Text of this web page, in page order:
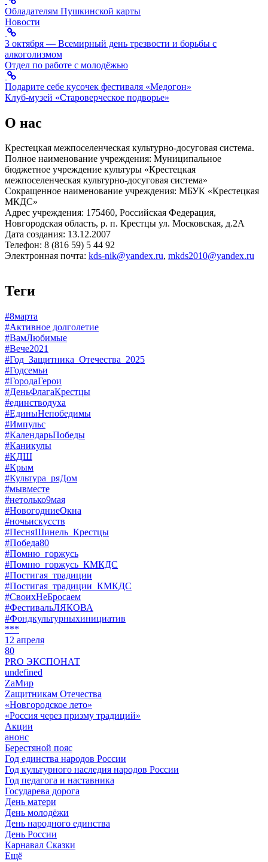
Обладателям Пушкинской карты
Новости
3 октября — Всемирный день трезвости и борьбы с
алкоголизмом
Отдел по работе с молодёжью
Подарите себе кусочек фестиваля «Медогон»
Клуб-музей «Староверческое подворье»
О нас
Крестецкая межпоселенческая культурно-досуговая система.
Полное наименование учреждения: Муниципальное
бюджетное учреждение культуры «Крестецкая
межпоселенческая культурно-досуговая система»
Сокращенное наименование учреждения: МБУК «Крестецкая
МКДС»
Адрес учреждения: 175460, Российская Федерация,
Новгородская область, р. п. Крестцы ул. Московская, д.2А
Дата создания: 13.12.2007
Телефон: 8 (816 59) 5 44 92
Электронная почта: kds-nik@yandex.ru, mkds2010@yandex.ru
Теги
#8марта
#Активное долголетие
#ВамЛюбимые
#Вече2021
#Год_Защитника_Отечества_2025
#Годсемьи
#ГородаГерои
#ДеньФлагаКрестцы
#единстводуха
#ЕдиныНепобедимы
#Импульс
#КалендарьПобеды
#Каникулы
#КДШ
#Крым
#Культура_ряДом
#мывместе
#нетолько9мая
#НовогодниеОкна
#ночьискусств
#ПесняШинель_Крестцы
#Победа80
#Помню_горжусь
#Помню_горжусь_КМКДС
#Постигая_традиции
#Постигая_традиции_КМКДС
#СвоихНеБросаем
#ФестивальЛЯКОВА
#Фондкультурныхинициатив
***
12 апреля
80
PRO ЭКСПОНАТ
undefined
ZaМир
Zащитникам Отечества
«Новгородское лето»
«Россия через призму традиций»
Акции
анонс
Берестяной пояс
Год единства народов России
Год культурного наследия народов России
Год педагога и наставника
Государева дорога
День матери
День молодёжи
День народного единства
День России
Карнавал Сказки
Ещё